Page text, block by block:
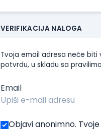
VERIFIKACIJA NALOGA
Tvoja email adresa neće biti
potvrdu, u skladu sa
Email
Objavi anonimno.